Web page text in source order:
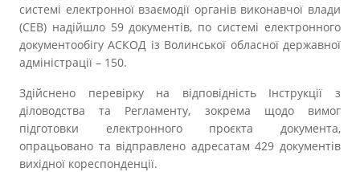
системі електронної взаємодії органів виконавчої влади
(СЕВ) надійшло 59 документів, по системі електронного
документообігу АСКОД із Волинської обласної державної
адміністрації – 150.
Здійснено перевірку на відповідність Інструкції з
діловодства та Регламенту, зокрема щодо вимог
підготовки електронного проєкта документа,
опрацьовано та відправлено адресатам 429 документів
вихідної кореспонденції.